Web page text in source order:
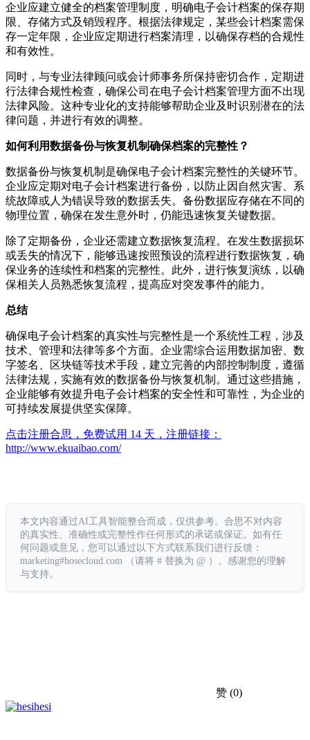
企业应建立健全的档案管理制度，明确电子会计档案的保存期
限、存储方式及销毁程序。根据法律规定，某些会计档案需保
存一定年限，企业应定期进行档案清理，以确保存档的合规性
和有效性。
同时，与专业法律顾问或会计师事务所保持密切合作，定期进
行法律合规性检查，确保公司在电子会计档案管理方面不出现
法律风险。这种专业化的支持能够帮助企业及时识别潜在的法
律问题，并进行有效的调整。
如何利用数据备份与恢复机制确保档案的完整性？
数据备份与恢复机制是确保电子会计档案完整性的关键环节。
企业应定期对电子会计档案进行备份，以防止因自然灾害、系
统故障或人为错误导致的数据丢失。备份数据应存储在不同的
物理位置，确保在发生意外时，仍能迅速恢复关键数据。
除了定期备份，企业还需建立数据恢复流程。在发生数据损坏
或丢失的情况下，能够迅速按照预设的流程进行数据恢复，确
保业务的连续性和档案的完整性。此外，进行恢复演练，以确
保相关人员熟悉恢复流程，提高应对突发事件的能力。
总结
确保电子会计档案的真实性与完整性是一个系统性工程，涉及
技术、管理和法律等多个方面。企业需综合运用数据加密、数
字签名、区块链等技术手段，建立完善的内部控制制度，遵循
法律法规，实施有效的数据备份与恢复机制。通过这些措施，
企业能够有效提升电子会计档案的安全性和可靠性，为企业的
可持续发展提供坚实保障。
点击注册合思，免费试用 14 天，注册链接：
http://www.ekuaibao.com/
本文内容通过AI工具智能整合而成，仅供参考。合思不对内容
的真实性、准确性或完整性作任何形式的承诺或保证。如有任
何问题或意见，您可以通过以下方式联系我们进行反馈：
marketing#hosecloud.com （请将 # 替换为 @ ）。感谢您的理解
与支持。
赞 (0)
hesi